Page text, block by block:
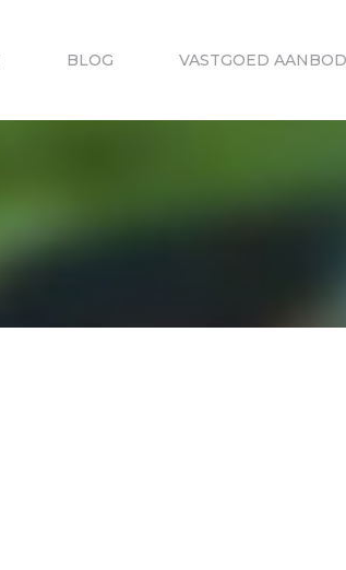
BLOG VASTGOED AANBOD